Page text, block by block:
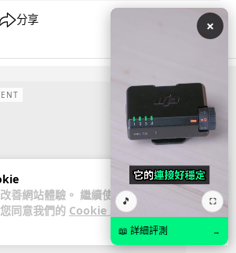
善網站體驗。 繼續使用
同意我們的 Cookie 政
分享 ×
🎵 ⛶
📖 詳細評測 →